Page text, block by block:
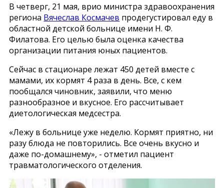
В четверг, 21 мая, врио министра здравоохранения
региона Вячеслав Космачев продегустировал еду в
областной детской больнице имени Н. Ф.
Филатова. Его целью была оценка качества
организации питания юных пациентов.
Сейчас в стационаре лежат 450 детей вместе с
мамами, их кормят 4 раза в день. Все, с кем
пообщался чиновник, заявили, что меню
разнообразное и вкусное. Его рассчитывает
диетологическая медсестра.
«Лежу в больнице уже неделю. Кормят приятно, ни
разу блюда не повторились. Все очень вкусно и
даже по-домашнему», - отметил пациент
травматологического отделения.